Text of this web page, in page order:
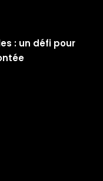
: un défi pour